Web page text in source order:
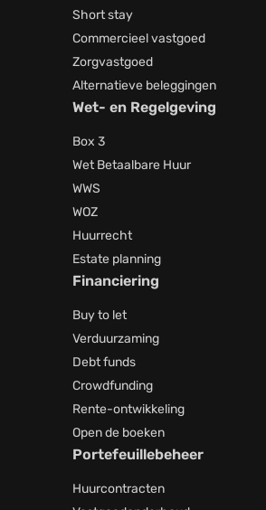
Short stay
Commercieel vastgoed
Zorgvastgoed
Alternatieve beleggingen
Wet- en Regelgeving
Box 3
Wet Betaalbare Huur
WWS
WOZ
Huurrecht
Estate planning
Financiering
Buy to let
Verduurzaming
Debt funds
Crowdfunding
Rente-ontwikkeling
Open de boeken
Portefeuillebeheer
Huurcontracten